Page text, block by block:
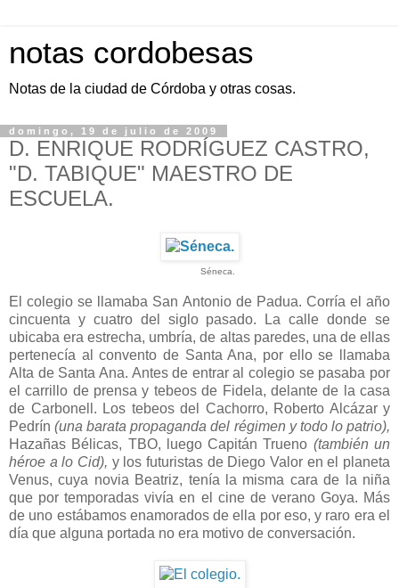
notas cordobesas
Notas de la ciudad de Córdoba y otras cosas.
domingo, 19 de julio de 2009
D. ENRIQUE RODRÍGUEZ CASTRO,
"D. TABIQUE" MAESTRO DE
ESCUELA.
Séneca.
El colegio se llamaba San Antonio de Padua. Corría el año
cincuenta y cuatro del siglo pasado. La calle donde se
ubicaba era estrecha, umbría, de altas paredes, una de ellas
pertenecía al convento de Santa Ana, por ello se llamaba
Alta de Santa Ana. Antes de entrar al colegio se pasaba por
el carrillo de prensa y tebeos de Fidela, delante de la casa
de Carbonell. Los tebeos del Cachorro, Roberto Alcázar y
Pedrín(una barata propaganda del régimen y todo lo patrio),
Hazañas Bélicas, TBO, luego Capitán Trueno (también un
héroe a lo Cid), y los futuristas de Diego Valor en el planeta
Venus, cuya novia Beatriz, tenía la misma cara de la niña
que por temporadas vivía en el cine de verano Goya. Más
de uno estábamos enamorados de ella por eso, y raro era el
día que alguna portada no era motivo de conversación.